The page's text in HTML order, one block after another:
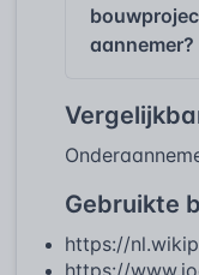
aannemer?
Gebruikte
https://
https://